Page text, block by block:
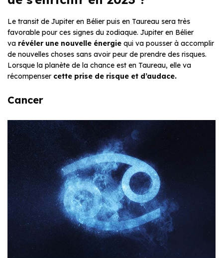
Le transit de Jupiter en Bélier puis en Taureau sera très
favorable pour ces signes du zodiaque. Jupiter en Bélier
va révéler une nouvelle énergie qui va pousser à accomplir
de nouvelles choses sans avoir peur de prendre des risques.
Lorsque la planète de la chance est en Taureau, elle va
récompenser cette prise de risque et d’audace.
Cancer